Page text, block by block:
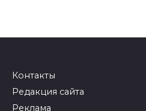
Контакты
Редакция сайта
Реклама